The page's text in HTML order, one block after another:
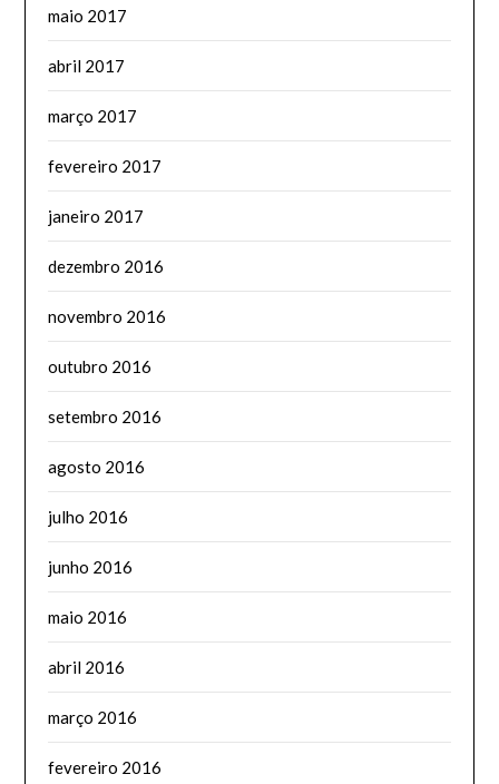
maio 2017
abril 2017
março 2017
fevereiro 2017
janeiro 2017
dezembro 2016
novembro 2016
outubro 2016
setembro 2016
agosto 2016
julho 2016
junho 2016
maio 2016
abril 2016
março 2016
fevereiro 2016